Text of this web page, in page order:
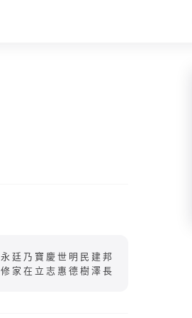
永廷乃寶慶世明民建邦
修家在立志惠德樹澤長